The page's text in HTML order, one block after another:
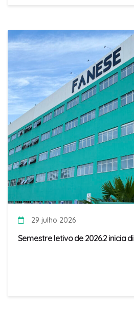
29 julho 2026
Semestre letivo de 2026.2 inicia